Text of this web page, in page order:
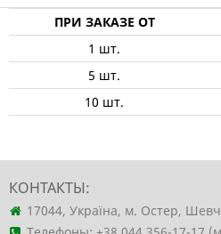
ПРИ ЗАКАЗЕ ОТ
1 шт.
5 шт.
10 шт.
КОНТАКТЫ:
17044, Україна, м. Остер,